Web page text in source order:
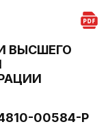
ВЫСШЕГО
00584-Р